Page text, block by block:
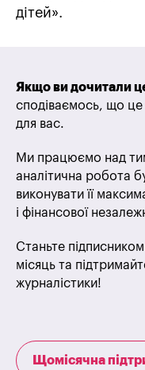
дітей».
Якщо ви дочитали
сподіваємось, що це
для вас.
Ми працюємо над
аналітична робота
виконувати її
і фінансової
Станьте підписником
місяць та
журналістики!
Щомісячна